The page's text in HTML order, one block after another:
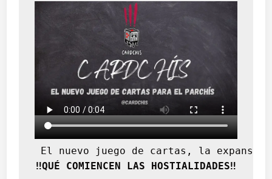
El nuevo juego de cartas, la
‼️QUÉ COMIENCEN LAS HOSTIALIDADES‼️